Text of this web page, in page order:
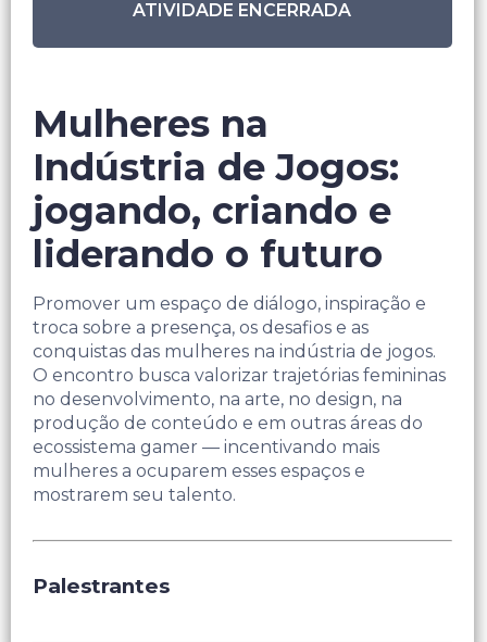
ATIVIDADE ENCERRADA
Mulheres na
Indústria de Jogos:
jogando, criando e
liderando o futuro
Promover um espaço de diálogo, inspiração e
troca sobre a presença, os desafios e as
conquistas das mulheres na indústria de jogos.
O encontro busca valorizar trajetórias femininas
no desenvolvimento, na arte, no design, na
produção de conteúdo e em outras áreas do
ecossistema gamer — incentivando mais
mulheres a ocuparem esses espaços e
mostrarem seu talento.
Palestrantes